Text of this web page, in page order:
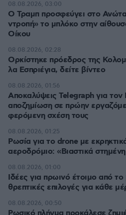
Ο Τραμπ προσφεύγει στο
ντροπή» το μπλόκο στην
Οίκου
08.08.2026, 03:00
Ορκίστηκε πρόεδρος της
λα Εσπριέγια, δείτε βίντεο
08.08.2026, 02:28
Αποκαλύψεις Telegraph για
αποζημίωση σε πρώην
φερόμενη σχέση τους
08.08.2026, 01:56
Ρωσία για το drone με
αεροδρόμιο: «Βιαστικά
08.08.2026, 01:25
Ιδέες για πρωινό έτοιμο από
θρεπτικές επιλογές για κάθε
08.08.2026, 01:00
08.08.2026, 00:50